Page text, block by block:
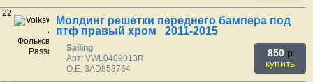
22
Молдинг решетки переднего бампера под
птф правый хром 2011-2015
Sailing
Арт: VWL0409013R
O.E: 3AD853764
850 p
купить